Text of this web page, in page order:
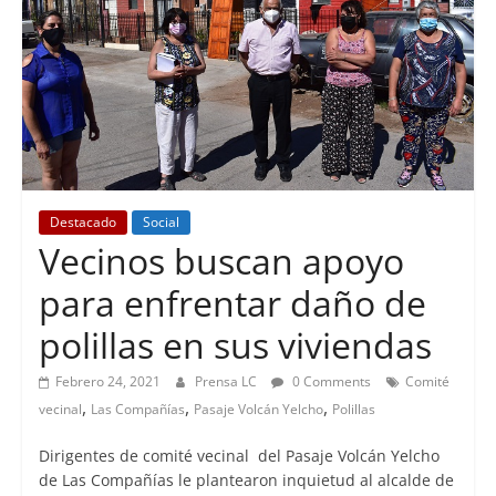
Destacado Social
Vecinos buscan apoyo
para enfrentar daño de
polillas en sus viviendas
Febrero 24, 2021 Prensa LC 0 Comments
Comité
vecinal, Las Compañías, Pasaje Volcán Yelcho, Polillas
Dirigentes de comité vecinal del Pasaje Volcán Yelcho
de Las Compañías le plantearon inquietud al alcalde de